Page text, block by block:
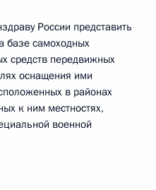
России представить
базе самоходных
средств передвижных
оснащения ими
в районах
к ним местностях,
военной